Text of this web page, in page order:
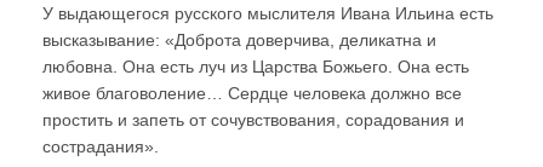
У выдающегося русского мыслителя Ивана Ильина есть
высказывание: «Доброта доверчива, деликатна и
любовна. Она есть луч из Царства Божьего. Она есть
живое благоволение… Сердце человека должно все
простить и запеть от сочувствования, сорадования и
сострадания».